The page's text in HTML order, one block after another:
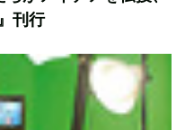
刊行